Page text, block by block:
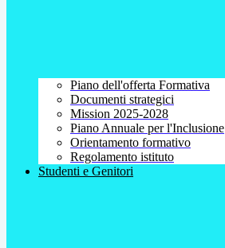
Piano dell'offerta Formativa
Documenti strategici
Mission 2025-2028
Piano Annuale per l'Inclusione
Orientamento formativo
Regolamento istituto
Studenti e Genitori